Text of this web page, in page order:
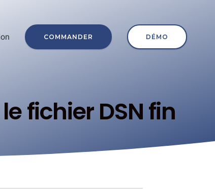
COMMANDER DÉMO
fichier DSN fin